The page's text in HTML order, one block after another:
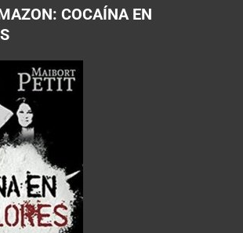
COCAÍNA EN